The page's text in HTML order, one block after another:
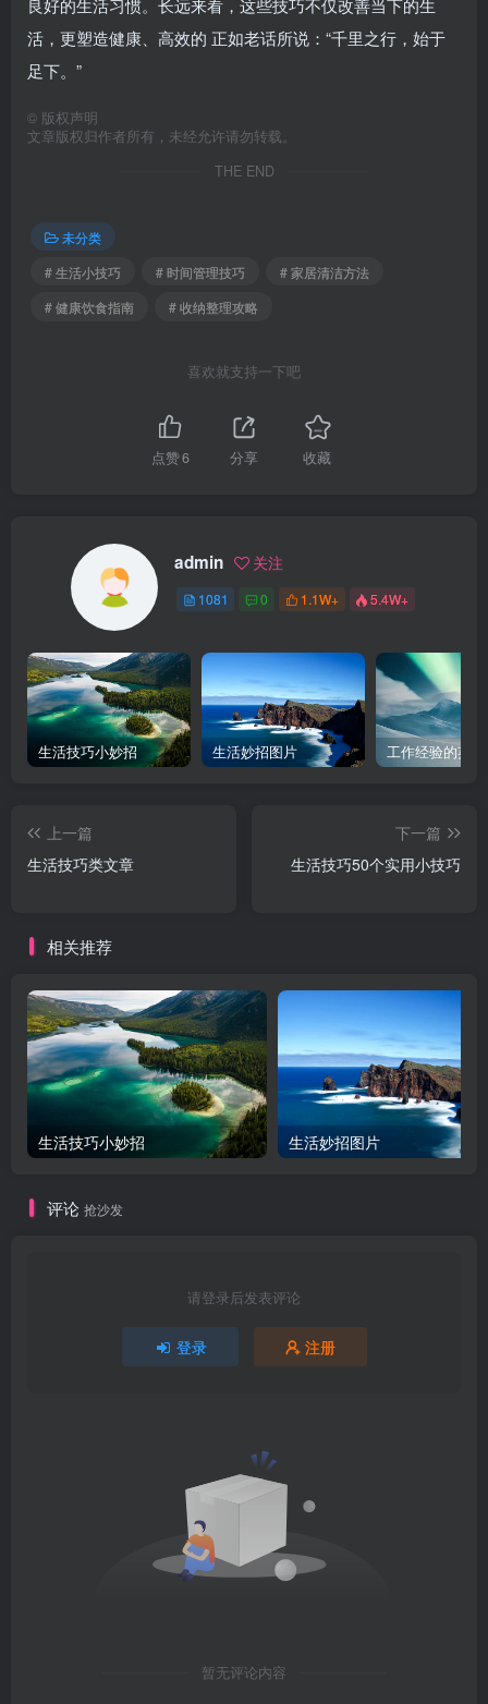
良好的生活习惯。长远来看，这些技巧不仅改善当下的生
活，更塑造健康、高效的 正如老话所说：“千里之行，始于
足下。”
© 版权声明
文章版权归作者所有，未经允许请勿转载。
THE END
未分类
# 生活小技巧
# 时间管理技巧
# 家居清洁方法
# 健康饮食指南
# 收纳整理攻略
喜欢就支持一下吧
点赞6 分享 收藏
admin 关注
1081 0 1.1W+ 5.4W+
生活技巧小妙招 生活妙招图片 工作经验的英
上一篇
生活技巧类文章
下一篇
生活技巧50个实用小技巧
相关推荐
生活技巧小妙招 生活妙招图片
评论 抢沙发
请登录后发表评论
登录 注册
暂无评论内容